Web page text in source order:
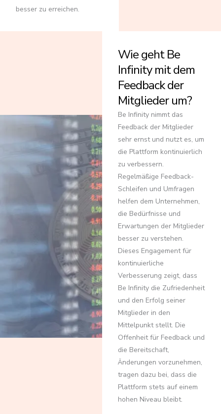
besser zu erreichen.
Wie geht Be
Infinity mit dem
Feedback der
Mitglieder um?
Be Infinity nimmt das
Feedback der Mitglieder
sehr ernst und nutzt es, um
die Plattform kontinuierlich
zu verbessern.
Regelmäßige Feedback-
Schleifen und Umfragen
helfen dem Unternehmen,
die Bedürfnisse und
Erwartungen der Mitglieder
besser zu verstehen.
Dieses Engagement für
kontinuierliche
Verbesserung zeigt, dass
Be Infinity die Zufriedenheit
und den Erfolg seiner
Mitglieder in den
Mittelpunkt stellt. Die
Offenheit für Feedback und
die Bereitschaft,
Änderungen vorzunehmen,
tragen dazu bei, dass die
Plattform stets auf einem
hohen Niveau bleibt.